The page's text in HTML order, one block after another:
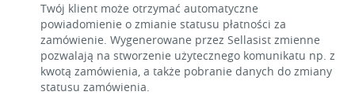
Twój klient może otrzymać automatyczne
powiadomienie o zmianie statusu płatności za
zamówienie. Wygenerowane przez Sellasist zmienne
pozwalają na stworzenie użytecznego komunikatu np. z
kwotą zamówienia, a także pobranie danych do zmiany
statusu zamówienia.